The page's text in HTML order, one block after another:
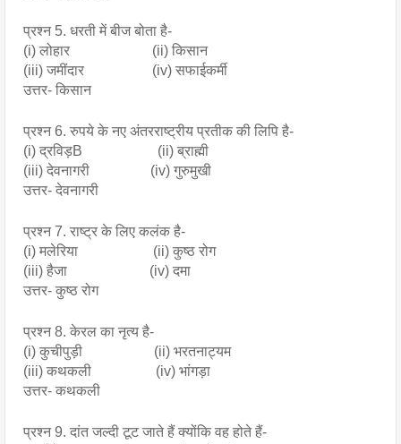
प्रश्न 5. धरती में बीज बोता है-
(i) लोहार                       (ii) किसान
(iii) जमींदार                   (iv) सफाईकर्मी
उत्तर- किसान
प्रश्न 6. रुपये के नए अंतरराष्ट्रीय प्रतीक की लिपि है-
(i) द्रविड़B                     (ii) ब्राह्मी
(iii) देवनागरी                 (iv) गुरुमुखी
उत्तर- देवनागरी
प्रश्न 7. राष्ट्र के लिए कलंक है-
(i) मलेरिया                     (ii) कुष्ठ रोग
(iii) हैजा                       (iv) दमा
उत्तर- कुष्ठ रोग
प्रश्न 8. केरल का नृत्य है-
(i) कुचीपुड़ी                    (ii) भरतनाट्यम
(iii) कथकली                  (iv) भांगड़ा
उत्तर- कथकली
प्रश्न 9. दांत जल्दी टूट जाते हैं क्योंकि वह होते हैं-